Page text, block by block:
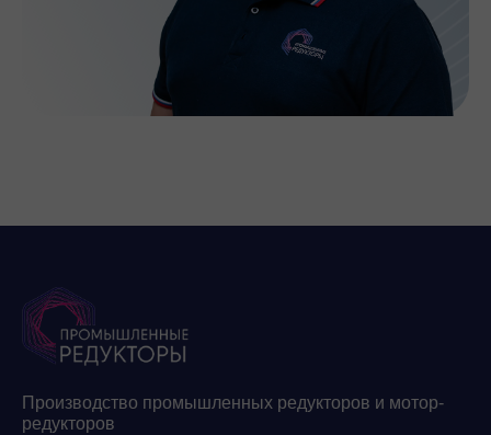
Производство промышленных редукторов и мотор-
редукторов